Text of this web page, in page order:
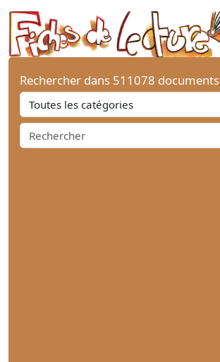
Rechercher dans 511078 documents